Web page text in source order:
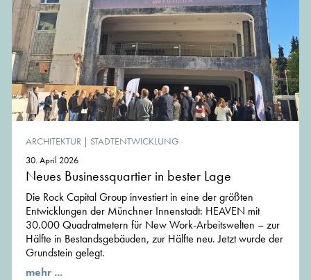
ARCHITEKTUR | STADTENTWICKLUNG
30. April 2026
Neues Businessquartier in bester Lage
Die Rock Capital Group investiert in eine der größten
Entwicklungen der Münchner Innenstadt: HEAVEN mit
30.000 Quadratmetern für New Work-Arbeitswelten – zur
Hälfte in Bestandsgebäuden, zur Hälfte neu. Jetzt wurde der
Grundstein gelegt.
mehr ...